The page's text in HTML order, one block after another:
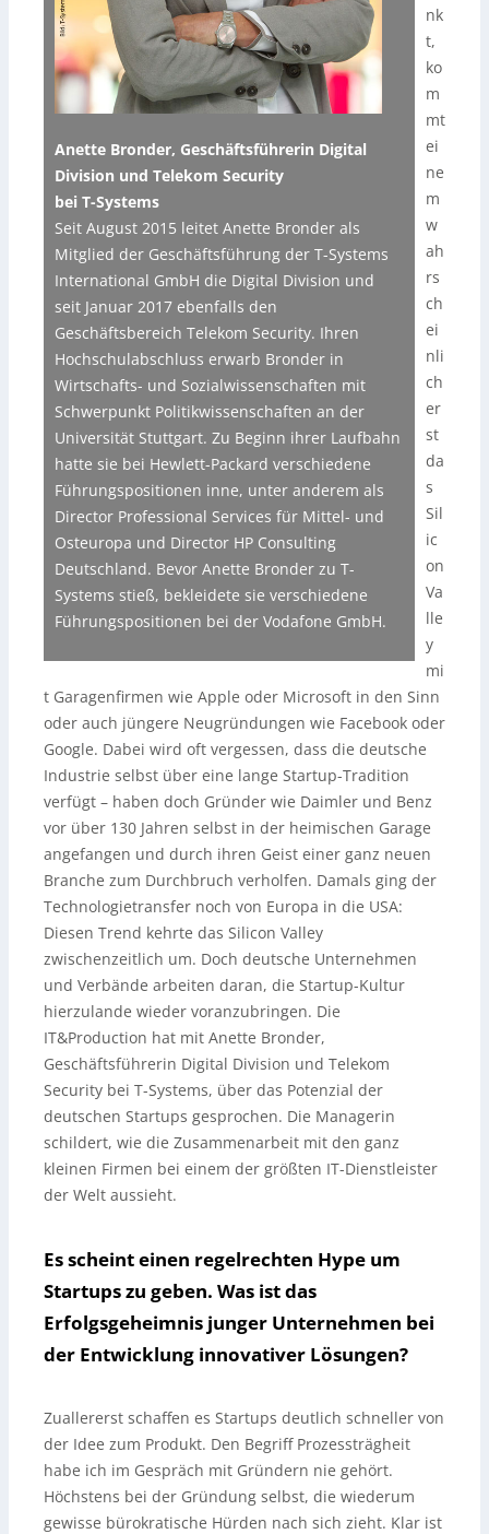
Anette Bronder, Geschäftsführerin Digital
Division und Telekom Security
bei T-Systems
Seit August 2015 leitet Anette Bronder als
Mitglied der Geschäftsführung der T-Systems
International GmbH die Digital Division und
seit Januar 2017 ebenfalls den
Geschäftsbereich Telekom Security. Ihren
Hochschulabschluss erwarb Bronder in
Wirtschafts- und Sozialwissenschaften mit
Schwerpunkt Politikwissenschaften an der
Universität Stuttgart. Zu Beginn ihrer Laufbahn
hatte sie bei Hewlett-Packard verschiedene
Führungspositionen inne, unter anderem als
Director Professional Services für Mittel- und
Osteuropa und Director HP Consulting
Deutschland. Bevor Anette Bronder zu T-
Systems stieß, bekleidete sie verschiedene
Führungspositionen bei der Vodafone GmbH.
nk
t,
ko
m
mt
ei
ne
m
w
ah
rs
ch
ei
nli
ch
er
st
da
s
Sil
ic
on
Va
lle
y
mi
t Garagenfirmen wie Apple oder Microsoft in den Sinn
oder auch jüngere Neugründungen wie Facebook oder
Google. Dabei wird oft vergessen, dass die deutsche
Industrie selbst über eine lange Startup-Tradition
verfügt – haben doch Gründer wie Daimler und Benz
vor über 130 Jahren selbst in der heimischen Garage
angefangen und durch ihren Geist einer ganz neuen
Branche zum Durchbruch verholfen. Damals ging der
Technologietransfer noch von Europa in die USA:
Diesen Trend kehrte das Silicon Valley
zwischenzeitlich um. Doch deutsche Unternehmen
und Verbände arbeiten daran, die Startup-Kultur
hierzulande wieder voranzubringen. Die
IT&Production hat mit Anette Bronder,
Geschäftsführerin Digital Division und Telekom
Security bei T-Systems, über das Potenzial der
deutschen Startups gesprochen. Die Managerin
schildert, wie die Zusammenarbeit mit den ganz
kleinen Firmen bei einem der größten IT-Dienstleister
der Welt aussieht.
Es scheint einen regelrechten Hype um
Startups zu geben. Was ist das
Erfolgsgeheimnis junger Unternehmen bei
der Entwicklung innovativer Lösungen?
Zuallererst schaffen es Startups deutlich schneller von
der Idee zum Produkt. Den Begriff Prozessträgheit
habe ich im Gespräch mit Gründern nie gehört.
Höchstens bei der Gründung selbst, die wiederum
gewisse bürokratische Hürden nach sich zieht. Klar ist